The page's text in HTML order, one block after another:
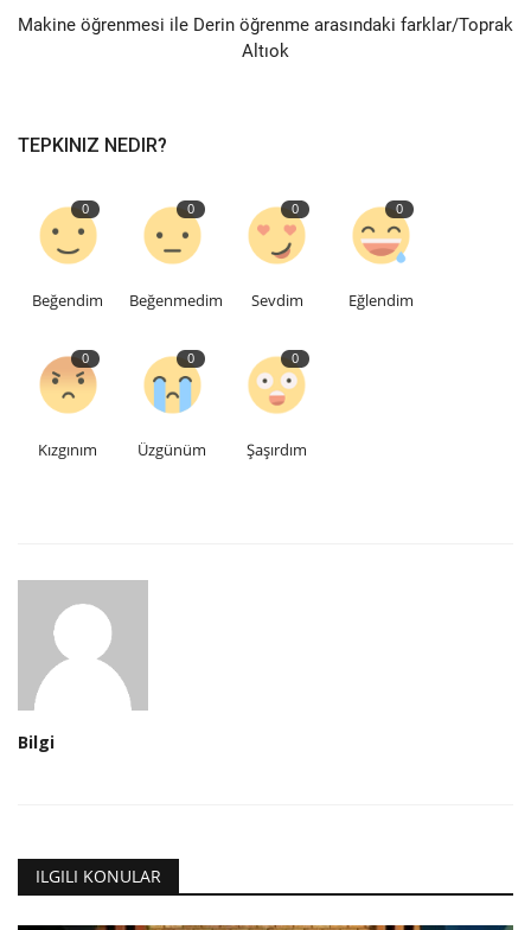
Makine öğrenmesi ile Derin öğrenme arasındaki farklar/Toprak
Altıok
TEPKINIZ NEDIR?
0
Beğendim
0
Beğenmedim
0
Sevdim
0
Eğlendim
0
Kızgınım
0
Üzgünüm
0
Şaşırdım
Bilgi
ILGILI KONULAR